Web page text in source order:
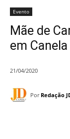
Evento
Mãe de
em Canela
21/04/2020
Por Redação